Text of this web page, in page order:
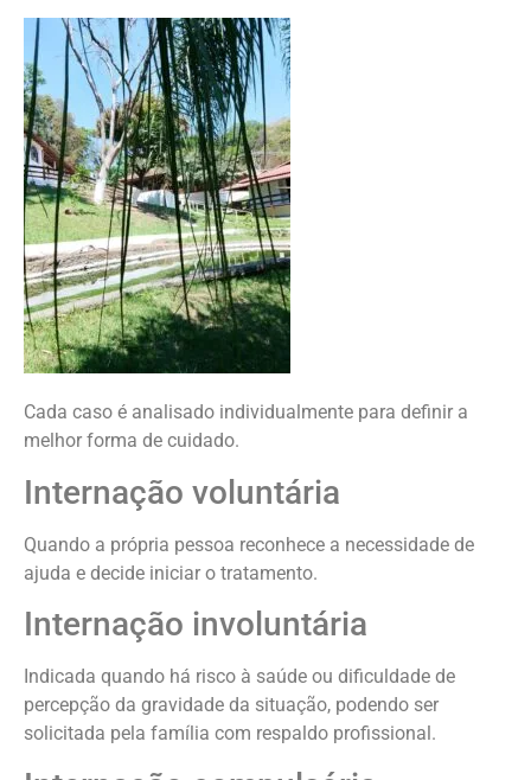
Cada caso é analisado individualmente para definir a
melhor forma de cuidado.
Internação voluntária
Quando a própria pessoa reconhece a necessidade de
ajuda e decide iniciar o tratamento.
Internação involuntária
Indicada quando há risco à saúde ou dificuldade de
percepção da gravidade da situação, podendo ser
solicitada pela família com respaldo profissional.